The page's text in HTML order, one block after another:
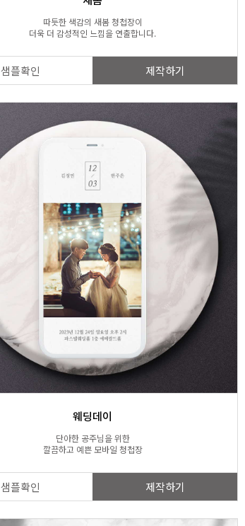
따듯한 색감의 새봄 청첩장이
더욱 더 감성적인 느낌을 연출합니다.
샘플확인 제작하기
웨딩데이
단아한 공주님을 위한
깔끔하고 예쁜 모바일 청첩장
샘플확인 제작하기